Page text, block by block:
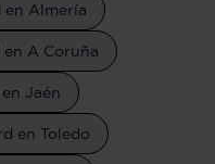
en Almería
en A Coruña
Jaén
en Toledo